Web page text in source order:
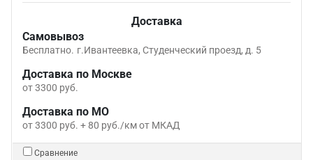
Доставка
Самовывоз
Бесплатно. г.Ивантеевка, Студенческий проезд, д. 5
Доставка по Москве
от 3300 руб.
Доставка по МО
от 3300 руб. + 80 руб./км от МКАД
Сравнение